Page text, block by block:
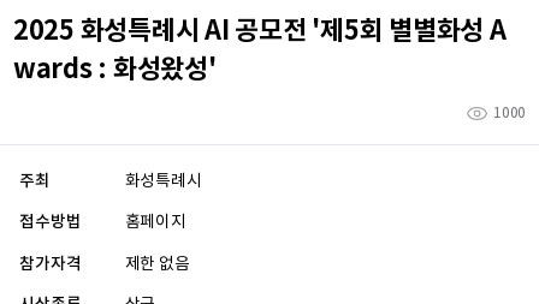
2025 화성특례시 AI 공모전 '제5회 별별화성 A
wards : 화성왔성'
1000
주최 화성특례시
접수방법 홈페이지
참가자격 제한 없음